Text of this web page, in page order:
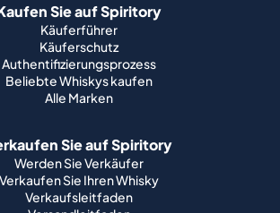
Sie auf Spiritory
Käuferführer
Käuferschutz
Authentifizierungsprozess
Beliebte Whiskys kaufen
Alle Marken
Sie auf Spiritory
Werden Sie Verkäufer
Verkaufen Sie Ihren Whisky
Verkaufsleitfaden